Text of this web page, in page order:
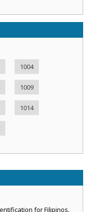
1004
1009
1014
for Filipinos.